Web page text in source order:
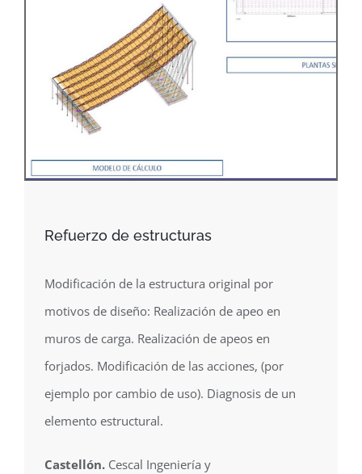
Refuerzo de estructuras
Modificación de la estructura original por
motivos de diseño: Realización de apeo en
muros de carga. Realización de apeos en
forjados. Modificación de las acciones, (por
ejemplo por cambio de uso). Diagnosis de un
elemento estructural.
Castellón. Cescal Ingeniería y